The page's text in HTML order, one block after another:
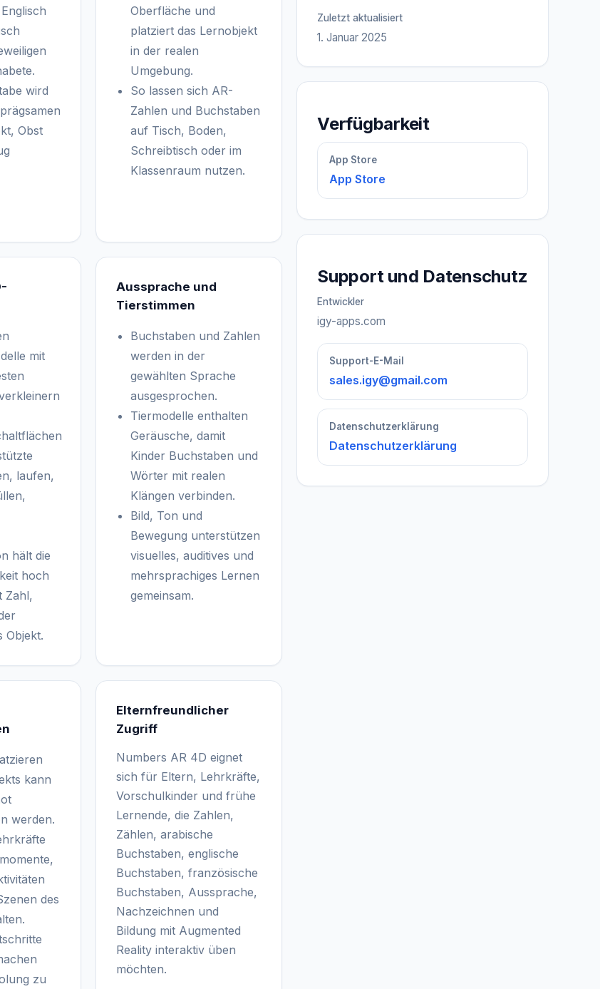
wird
Obst
Oberfläche und
platziert das Lernobjekt
in der realen
Umgebung.
So lassen sich AR-
Zahlen und Buchstaben
auf Tisch, Boden,
Schreibtisch oder im
Klassenraum nutzen.
mit
laufen,
hält die
hoch
Zahl,
Objekt.
Aussprache und
Tierstimmen
Buchstaben und Zahlen
werden in der
gewählten Sprache
ausgesprochen.
Tiermodelle enthalten
Geräusche, damit
Kinder Buchstaben und
Wörter mit realen
Klängen verbinden.
Bild, Ton und
Bewegung unterstützen
visuelles, auditives und
mehrsprachiges Lernen
gemeinsam.
kann
werden.
des
zu
Elternfreundlicher
Zugriff
Numbers AR 4D eignet
sich für Eltern, Lehrkräfte,
Vorschulkinder und frühe
Lernende, die Zahlen,
Zählen, arabische
Buchstaben, englische
Buchstaben, französische
Buchstaben, Aussprache,
Nachzeichnen und
Bildung mit Augmented
Reality interaktiv üben
möchten.
Zuletzt aktualisiert
1. Januar 2025
Verfügbarkeit
App Store
App Store
Support und Datenschutz
Entwickler
igy-apps.com
Support-E-Mail
sales.igy@gmail.com
Datenschutzerklärung
Datenschutzerklärung